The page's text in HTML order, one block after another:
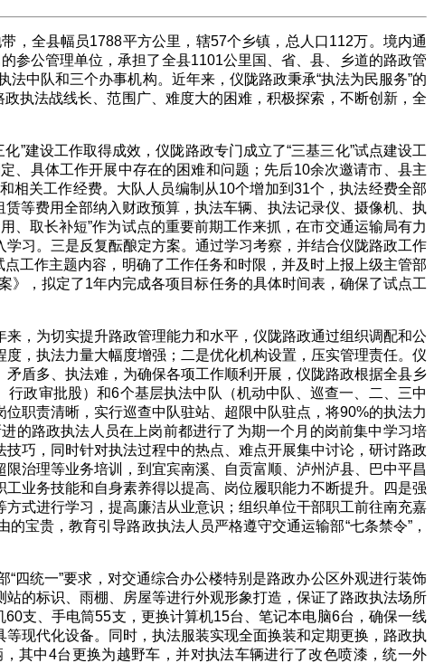
，全县幅员1788平方公里，辖57个乡镇，总人口112万。境内通
参公管理单位，承担了全县1101公里国、省、县、乡道的路政管
中队和三个办事机构。近年来，仪陇路政秉承“执法为民服务”的
执法战线长、范围广、难度大的困难，积极探索，不断创新，全
”建设工作取得成效，仪陇路政专门成立了“三基三化”试点建设工
、具体工作开展中存在的困难和问题；先后10余次邀请市、县主
相关工作经费。大队人员编制从10个增加到 31个，执法经费全部
等费用全部纳入财政预算，执法车辆、执法记录仪、摄像机、执
、取长补短”作为试点的重要前期工作来抓，在市交通运输局有力
习。三是反复酝酿定方案。通过学习考察，并结合仪陇路政工作
工作主题内容，明确了工作任务和时限，并及时上报上级主管部
》，拟定了1年内完成各项目标任务的具体时间表，确保了试点工
，为切实提升路政管理能力和水平，仪陇路政通过组织调配和公
度，执法力量大幅度增强；二是优化机构设置，压实管理责任。仪
盾多、执法难，为确保各项工作顺利开展，仪陇路政根据全县乡
行政审批股）和6个基层执法中队（机动中队、巡查一、二、三中
职责清晰，实行巡查中队驻站、超限中队驻点，将90%的执法力
的路政执法人员在上岗前都进行了为期一个月的岗前集中学习培
巧，同时针对执法过程中的热点、难点开展集中讨论，研讨路政
治理等业务培训，到宜宾南溪、自贡富顺、泸州泸县、巴中平昌
业务技能和自身素养得以提高、岗位履职能力不断提升。四是强
式进行学习，提高廉洁从业意识；组织单位干部职工前往南充嘉
宝贵，教育引导路政执法人员严格遵守交通运输部“七条禁令”，
四统一”要求，对交通综合办公楼特别是路政办公区外观进行装饰
的标识、雨棚、房屋等进行外观形象打造，保证了路政执法场所
60支、手电筒55支，更换计算机15台、笔记本电脑6台，确保一线
现代化设备。同时，执法服装实现全面换装和定期更换，路政执
，其中4台更换为越野车，并对执法车辆进行了改色喷漆，统一外